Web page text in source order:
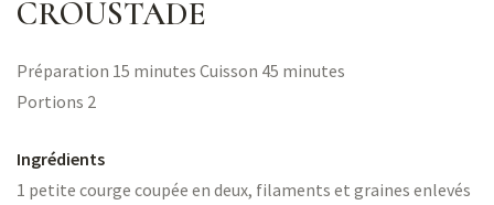
CROUSTADE
Préparation 15 minutes Cuisson 45 minutes
Portions 2
Ingrédients
1 petite courge coupée en deux, filaments et graines enlevés